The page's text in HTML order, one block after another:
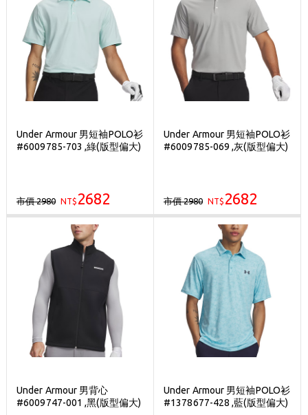
Under Armour 男短袖POLO衫
#6009785-703 ,綠(版型偏大)
市價 2980 NT$ 2682
Under Armour 男短袖POLO衫
#6009785-069 ,灰(版型偏大)
市價 2980 NT$ 2682
Under Armour 男背心
#6009747-001 ,黑(版型偏大)
Under Armour 男短袖POLO衫
#1378677-428 ,藍(版型偏大)